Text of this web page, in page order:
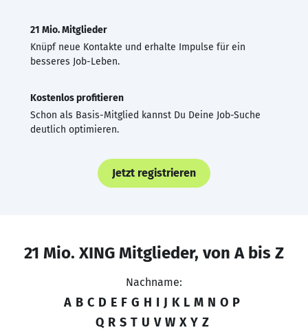
21 Mio. Mitglieder
Knüpf neue Kontakte und erhalte Impulse für ein
besseres Job-Leben.
Kostenlos profitieren
Schon als Basis-Mitglied kannst Du Deine Job-Suche
deutlich optimieren.
Jetzt registrieren
21 Mio. XING Mitglieder, von A bis Z
Nachname:
A B C D E F G H I J K L M N O P
Q R S T U V W X Y Z